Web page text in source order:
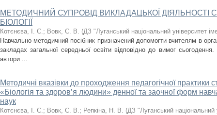
МЕТОДИЧНИЙ СУПРОВІД ВИКЛАДАЦЬКОЇ ДІЯЛЬНОСТІ
БІОЛОГІЇ
Котєнєва, І. С.; Вовк, С. В. (ДЗ "Луганський національний університет
Навчально-методичний посібник призначений допомогти вчителям в
закладах загальної середньої освіти відповідно до вимог
автори ...
Методичні вказівки до проходження педагогічної практики
«Біологія та здоров’я людини» денної та заочної форм
наук
Котєнєва, І. С.; Вовк, С. В.; Репкіна, Н. В. (ДЗ "Луганський національний